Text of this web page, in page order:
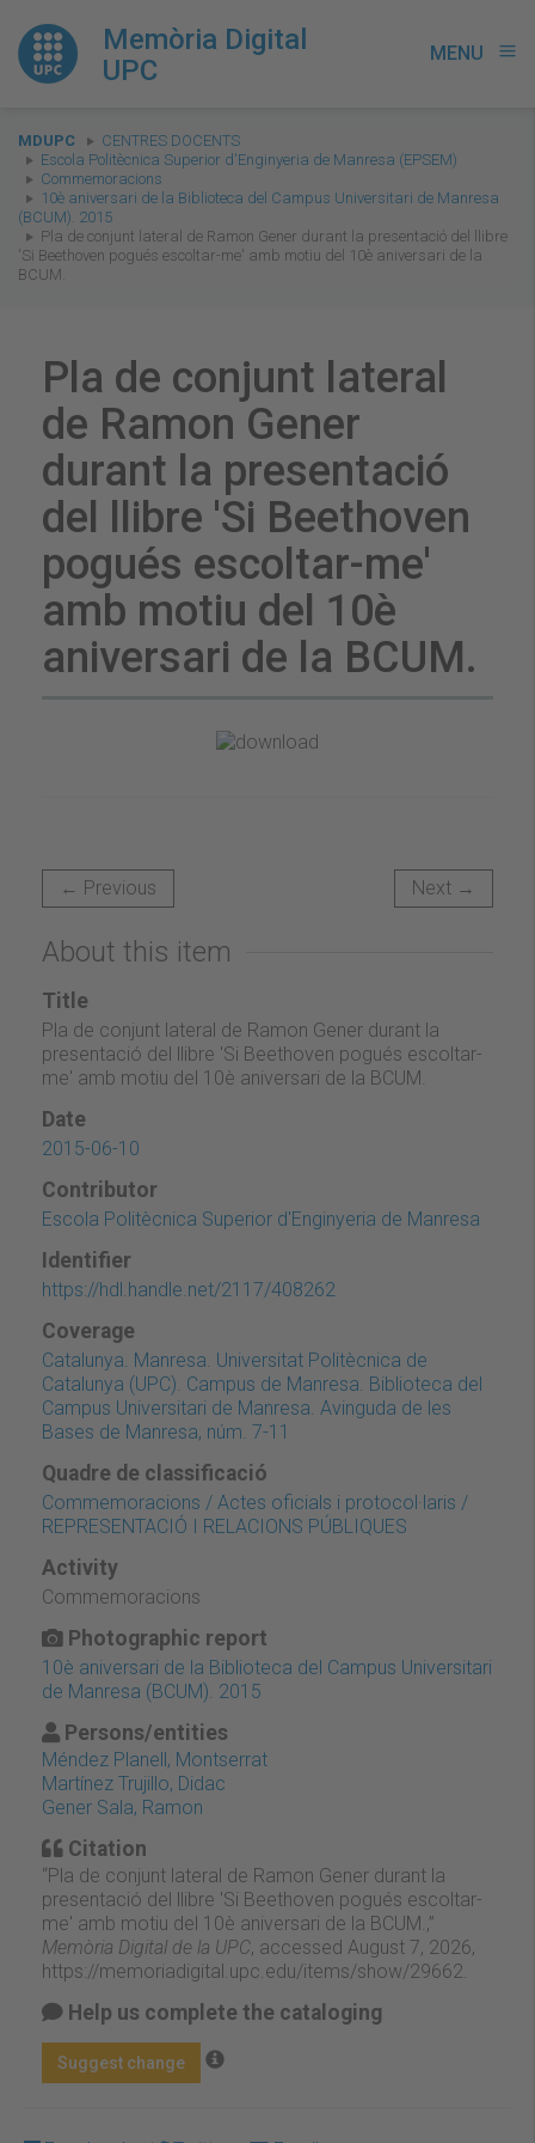
Memòria Digital
UPC
MENU menu
You
are
here:
MDUPC
CENTRES DOCENTS
Escola Politècnica Superior d'Enginyeria de Manresa (EPSEM)
Commemoracions
10è aniversari de la Biblioteca del Campus Universitari de Manresa
(BCUM). 2015
Pla de conjunt lateral de Ramon Gener durant la presentació del llibre
'Si Beethoven pogués escoltar-me' amb motiu del 10è aniversari de la
BCUM.
Pla de conjunt lateral
de Ramon Gener
durant la presentació
del llibre 'Si Beethoven
pogués escoltar-me'
amb motiu del 10è
aniversari de la BCUM.
← Previous Next →
About this item
Title
Pla de conjunt lateral de Ramon Gener durant la
presentació del llibre 'Si Beethoven pogués escoltar-
me' amb motiu del 10è aniversari de la BCUM.
Date
2015-06-10
Contributor
Escola Politècnica Superior d'Enginyeria de Manresa
Identifier
https://hdl.handle.net/2117/408262
Coverage
Catalunya. Manresa. Universitat Politècnica de
Catalunya (UPC). Campus de Manresa. Biblioteca del
Campus Universitari de Manresa. Avinguda de les
Bases de Manresa, núm. 7-11
Quadre de classificació
Commemoracions / Actes oficials i protocol·laris /
REPRESENTACIÓ I RELACIONS PÚBLIQUES
Activity
Commemoracions
Photographic report
10è aniversari de la Biblioteca del Campus Universitari
de Manresa (BCUM). 2015
Persons/entities
Méndez Planell, Montserrat
Martínez Trujillo, Didac
Gener Sala, Ramon
Citation
“Pla de conjunt lateral de Ramon Gener durant la
presentació del llibre 'Si Beethoven pogués escoltar-
me' amb motiu del 10è aniversari de la BCUM.,”
Memòria Digital de la UPC, accessed August 7, 2026,
https://memoriadigital.upc.edu/items/show/29662
Help us complete the cataloging
Suggest change